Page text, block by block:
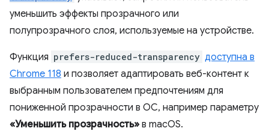
уменьшить эффекты прозрачного или
полупрозрачного слоя, используемые на устройстве.
Функция prefers-reduced-transparency доступна в
Chrome 118 и позволяет адаптировать веб-контент к
выбранным пользователем предпочтениям для
пониженной прозрачности в ОС, например параметру
«Уменьшить прозрачность» в macOS.